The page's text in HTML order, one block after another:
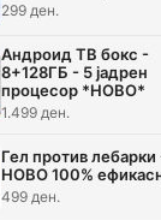
299 ден.
Андроид ТВ бокс -
8+128ГБ - 5 јадрен
процесор *НОВО*
1.499 ден.
Гел против лебарки
НОВО 100%
499 ден.